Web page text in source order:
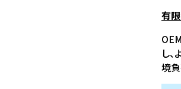
有
し
境